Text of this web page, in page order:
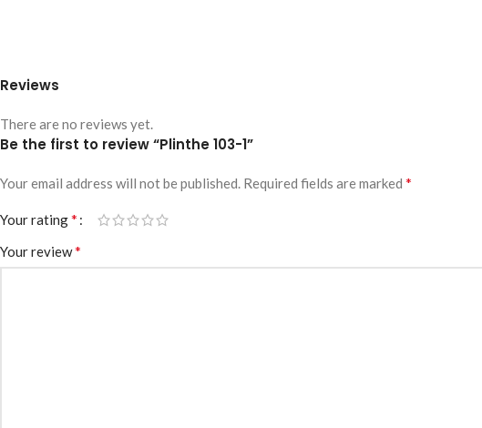
Reviews
There are no reviews yet.
Be the first to review “Plinthe 103-1”
Your email address will not be published. Required fields are marked *
Your rating*
Your review*